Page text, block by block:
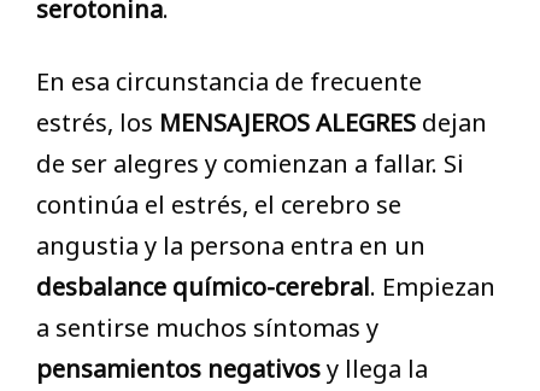
serotonina.
En esa circunstancia de frecuente
estrés, los MENSAJEROS ALEGRES dejan
de ser alegres y comienzan a fallar. Si
continúa el estrés, el cerebro se
angustia y la persona entra en un
desbalance químico-cerebral. Empiezan
a sentirse muchos síntomas y
pensamientos negativosy llega la